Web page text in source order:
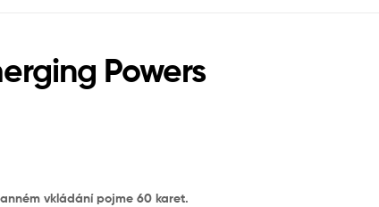
Powers
vkládání pojme 60 karet.